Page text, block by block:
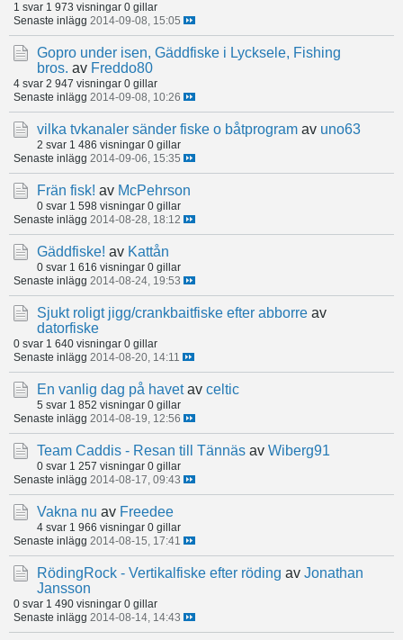
1 svar 1 973 visningar 0 gillar
Senaste inlägg 2014-09-08, 15:05
Gopro under isen, Gäddfiske i Lycksele, Fishing
bros. av Freddo80
4 svar 2 947 visningar 0 gillar
Senaste inlägg 2014-09-08, 10:26
vilka tvkanaler sänder fiske o båtprogram av uno63
2 svar 1 486 visningar 0 gillar
Senaste inlägg 2014-09-06, 15:35
Frän fisk! av McPehrson
0 svar 1 598 visningar 0 gillar
Senaste inlägg 2014-08-28, 18:12
Gäddfiske! av Kattån
0 svar 1 616 visningar 0 gillar
Senaste inlägg 2014-08-24, 19:53
Sjukt roligt jigg/crankbaitfiske efter abborre av
datorfiske
0 svar 1 640 visningar 0 gillar
Senaste inlägg 2014-08-20, 14:11
En vanlig dag på havet av celtic
5 svar 1 852 visningar 0 gillar
Senaste inlägg 2014-08-19, 12:56
Team Caddis - Resan till Tännäs av Wiberg91
0 svar 1 257 visningar 0 gillar
Senaste inlägg 2014-08-17, 09:43
Vakna nu av Freedee
4 svar 1 966 visningar 0 gillar
Senaste inlägg 2014-08-15, 17:41
RödingRock - Vertikalfiske efter röding av Jonathan
Jansson
0 svar 1 490 visningar 0 gillar
Senaste inlägg 2014-08-14, 14:43